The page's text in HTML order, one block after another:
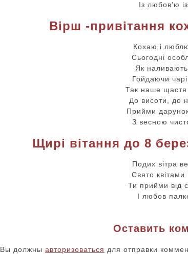
Із любов’ю
Вірш -привітання
Кохаю і
Сьогодні
Як
Гойдаючи
Так наше щастя
До висоти, до
Прийми
З весною
Щирі вітання до 8
Подих вітра
Свято квітами
Ти прийми від
І любов
Оставить
Вы должны авторизоваться для отправки